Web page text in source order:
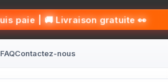
👀 Ouvre, essaie, puis paie | 🚚 Livraison gratuite
FAQContactez-nous